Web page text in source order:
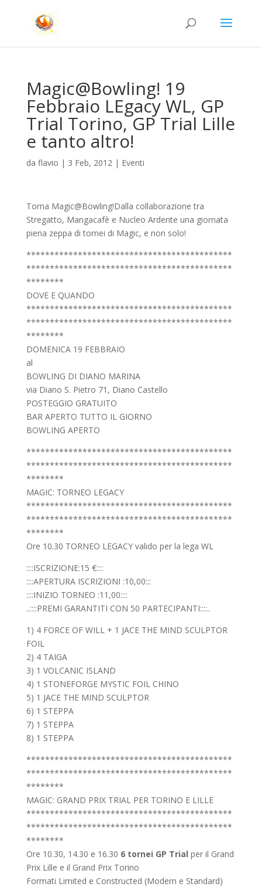
Magic@Bowling! 19
Febbraio LEgacy WL, GP
Trial Torino, GP Trial Lille
e tanto altro!
da flavio | 3 Feb, 2012| Eventi
Torna Magic@Bowling!Dalla collaborazione tra
Stregatto, Mangacafè e Nucleo Ardente una giornata
piena zeppa di tornei di Magic, e non solo!
********************************************
********************************************
********
DOVE E QUANDO
********************************************
********************************************
********
DOMENICA 19 FEBBRAIO
al
BOWLING DI DIANO MARINA
via Diano S. Pietro 71, Diano Castello
POSTEGGIO GRATUITO
BAR APERTO TUTTO IL GIORNO
BOWLING APERTO
********************************************
********************************************
********
MAGIC: TORNEO LEGACY
********************************************
********************************************
********
Ore 10.30 TORNEO LEGACY valido per la lega WL
::::ISCRIZIONE:15 €::::
::::APERTURA ISCRIZIONI :10,00:::
::::INIZIO TORNEO :11,00::::
..::::PREMI GARANTITI CON 50 PARTECIPANTI::::..
1) 4 FORCE OF WILL + 1 JACE THE MIND SCULPTOR
FOIL
2) 4 TAIGA
3) 1 VOLCANIC ISLAND
4) 1 STONEFORGE MYSTIC FOIL CHINO
5) 1 JACE THE MIND SCULPTOR
6) 1 STEPPA
7) 1 STEPPA
8) 1 STEPPA
********************************************
********************************************
********
MAGIC: GRAND PRIX TRIAL PER TORINO E LILLE
********************************************
********************************************
********
Ore 10.30, 14.30 e 16.30 6 tornei GP Trial per il Grand
Prix Lille e il Grand Prix Torino
Formati Limited e Constructed (Modern e Standard)